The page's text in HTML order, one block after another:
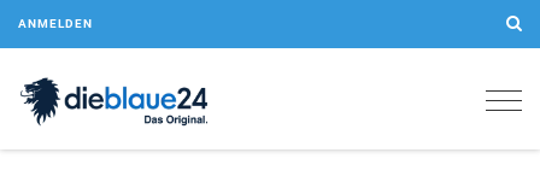
ANMELDEN